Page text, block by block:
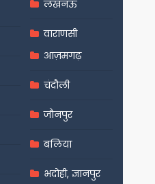
लखनऊ
वाराणसी
आज़मगढ़
चंदौली
जौनपुर
बलिया
भदोही, ज्ञानपुर